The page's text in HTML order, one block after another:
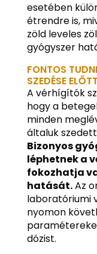
esetében
étrendre is,
zöld leveles
gyógyszer
FONTOS
SZEDÉSE
A vérhígítók
hogy a
minden
általuk
Bizonyos
léphetnek a
fokozhatja
hatását.Az
laboratóriumi
nyomon
dózist.